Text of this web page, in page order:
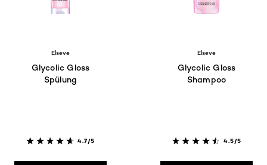
Elseve
Glycolic Gloss
Spülung
4.7/5
Elseve
Glycolic Gloss
Shampoo
4.5/5